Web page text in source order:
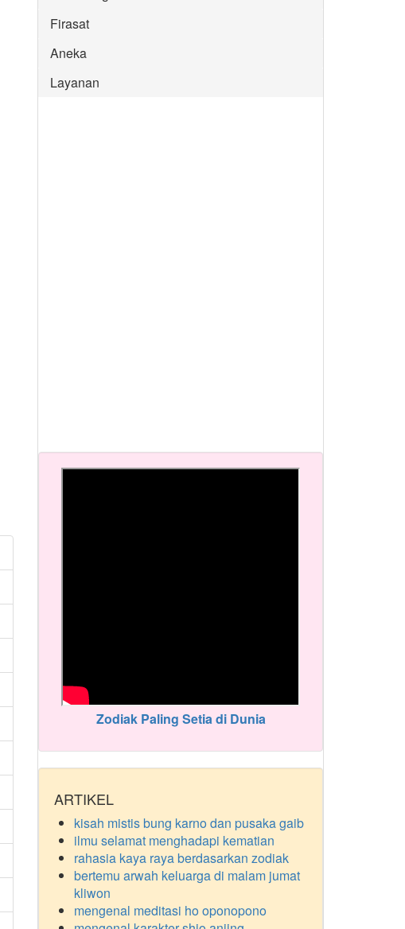
Firasat
Aneka
Layanan
Zodiak Paling Setia di Dunia
ARTIKEL
kisah mistis bung karno dan pusaka gaib
ilmu selamat menghadapi kematian
rahasia kaya raya berdasarkan zodiak
bertemu arwah keluarga di malam jumat
kliwon
mengenal meditasi ho oponopono